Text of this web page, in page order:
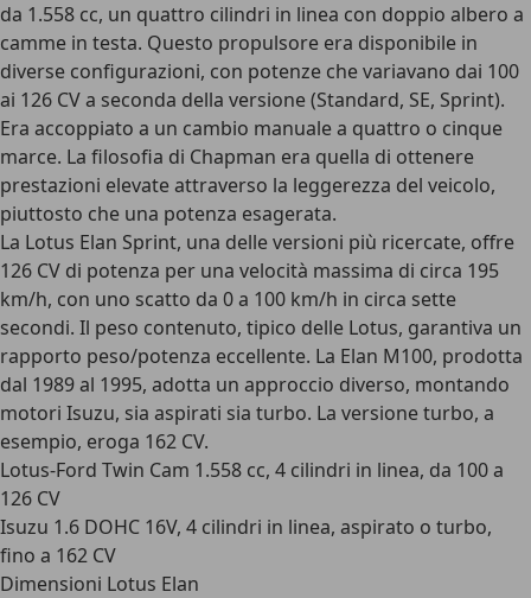
da 1.558 cc, un quattro cilindri in linea con doppio albero a
camme in testa. Questo propulsore era disponibile in
diverse configurazioni, con potenze che variavano dai 100
ai 126 CV a seconda della versione (Standard, SE, Sprint).
Era accoppiato a un cambio manuale a quattro o cinque
marce. La filosofia di Chapman era quella di ottenere
prestazioni elevate attraverso la leggerezza del veicolo,
piuttosto che una potenza esagerata.
La Lotus Elan Sprint, una delle versioni più ricercate, offre
126 CV di potenza per una velocità massima di circa 195
km/h, con uno scatto da 0 a 100 km/h in circa sette
secondi. Il peso contenuto, tipico delle Lotus, garantiva un
rapporto peso/potenza eccellente. La Elan M100, prodotta
dal 1989 al 1995, adotta un approccio diverso, montando
motori Isuzu, sia aspirati sia turbo. La versione turbo, a
esempio, eroga 162 CV.
Lotus-Ford Twin Cam 1.558 cc, 4 cilindri in linea, da 100 a
126 CV
Isuzu 1.6 DOHC 16V, 4 cilindri in linea, aspirato o turbo,
fino a 162 CV
Dimensioni Lotus Elan